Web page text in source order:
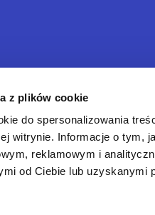
z plików cookie
do spersonalizowania
witrynie. Informacje o tym,
reklamowym i
od Ciebie lub uzyskanymi